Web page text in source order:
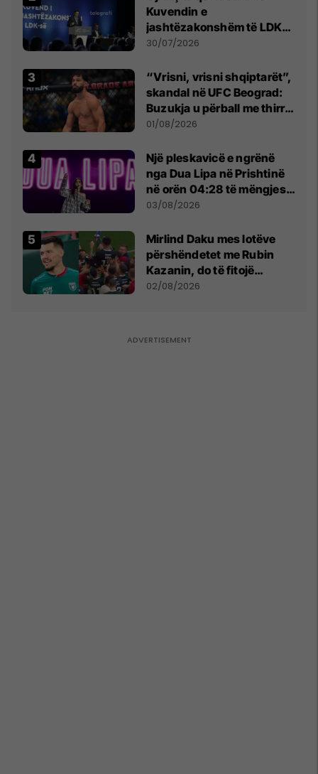
Kuvendin e
jashtëzakonshëm të LDK-
së
30/07/2026
“Vrisni, vrisni shqiptarët”,
skandal në UFC Beograd:
Buzukja u përball me thirrje
anti-shqiptare nga
01/08/2026
Një pleskavicë e ngrënë
nga Dua Lipa në Prishtinë
në orën 04:28 të mëngjesit
- dhe bota digjitale serbe
03/08/2026
Mirlind Daku mes lotëve
përshëndetet me Rubin
Kazanin, do të fitojë
miliona te Spartak Moska
02/08/2026